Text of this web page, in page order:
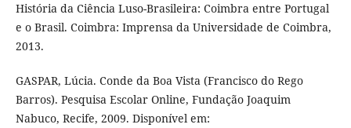
História da Ciência Luso-Brasileira: Coimbra entre Portugal
e o Brasil. Coimbra: Imprensa da Universidade de Coimbra,
2013.
GASPAR, Lúcia. Conde da Boa Vista (Francisco do Rego
Barros). Pesquisa Escolar Online, Fundação Joaquim
Nabuco, Recife, 2009. Disponível em: